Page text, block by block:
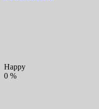
Happy
0 %